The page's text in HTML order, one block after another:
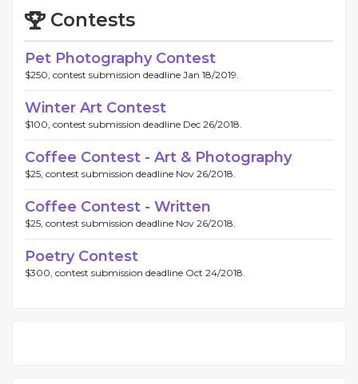
Contests
Pet Photography Contest
$250, contest submission deadline Jan 18/2019.
Winter Art Contest
$100, contest submission deadline Dec 26/2018.
Coffee Contest - Art & Photography
$25, contest submission deadline Nov 26/2018.
Coffee Contest - Written
$25, contest submission deadline Nov 26/2018.
Poetry Contest
$300, contest submission deadline Oct 24/2018.